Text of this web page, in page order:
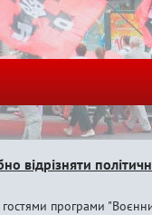
відрізняти
програми